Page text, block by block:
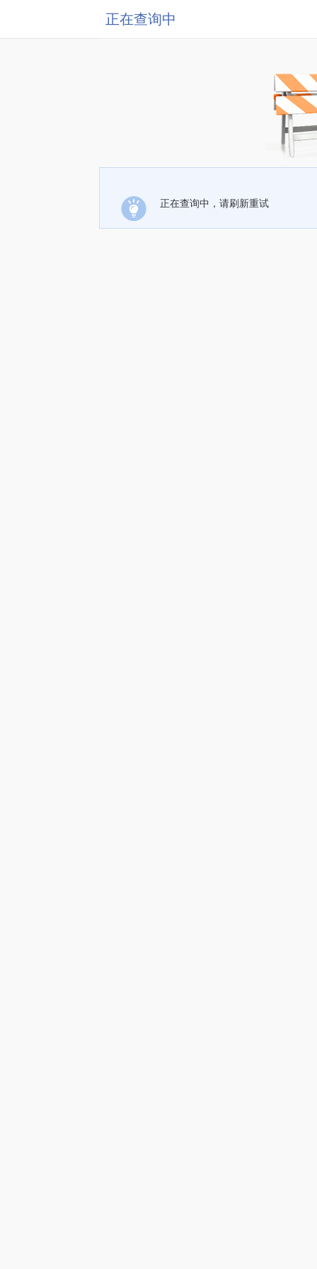
正在查询中
正在查询中，请刷新重试